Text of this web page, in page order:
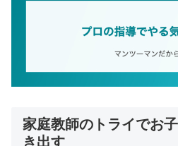
家庭教師のトライでお
き出す